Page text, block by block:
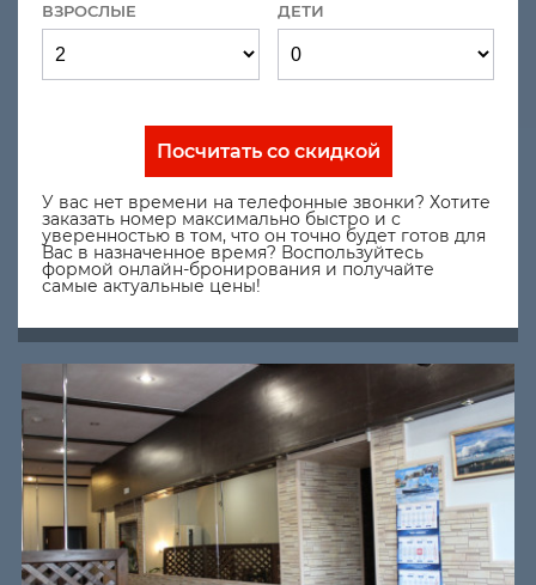
ВЗРОСЛЫЕ ДЕТИ
Посчитать со скидкой
У вас нет времени на телефонные звонки? Хотите
заказать номер максимально быстро и с
уверенностью в том, что он точно будет готов для
Вас в назначенное время? Воспользуйтесь
формой онлайн-бронирования и получайте
самые актуальные цены!